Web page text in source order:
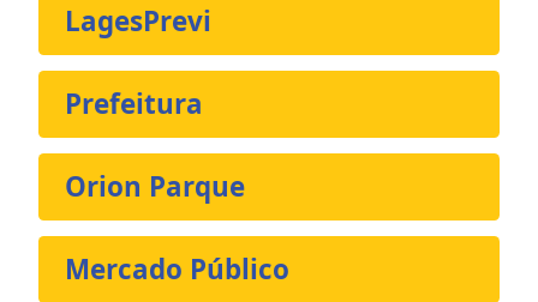
LagesPrevi
Prefeitura
Orion Parque
Mercado Público